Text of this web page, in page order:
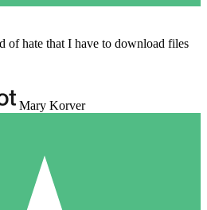
of hate that I have to download files
Mary Korver